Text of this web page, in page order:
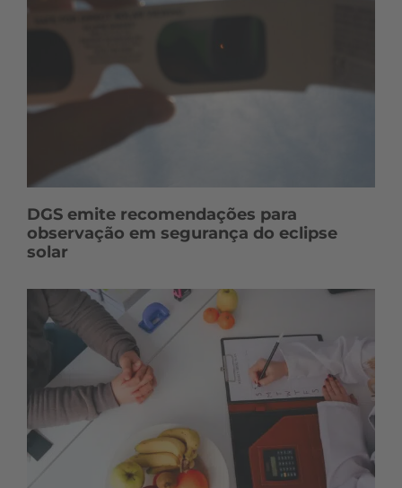
DGS emite recomendações para
observação em segurança do eclipse
solar